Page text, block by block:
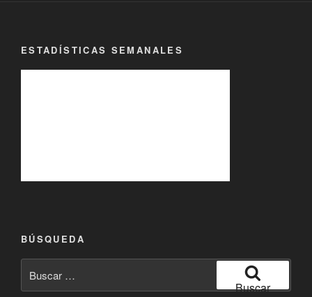
ESTADÍSTICAS SEMANALES
BÚSQUEDA
por:
Buscar